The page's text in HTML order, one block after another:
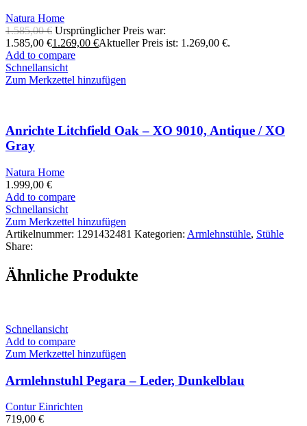
Natura Home
1.585,00€ Ursprünglicher Preis war:
1.585,00 €1.269,00 €Aktueller Preis ist: 1.269,00 €.
Add to compare
Schnellansicht
Zum Merkzettel hinzufügen
Anrichte Litchfield Oak – XO 9010, Antique / XO
Gray
Natura Home
1.999,00 €
Add to compare
Schnellansicht
Zum Merkzettel hinzufügen
Artikelnummer: 1291432481 Kategorien: Armlehnstühle, Stühle
Share:
Ähnliche Produkte
Schnellansicht
Add to compare
Zum Merkzettel hinzufügen
Armlehnstuhl Pegara – Leder, Dunkelblau
Contur Einrichten
719,00 €